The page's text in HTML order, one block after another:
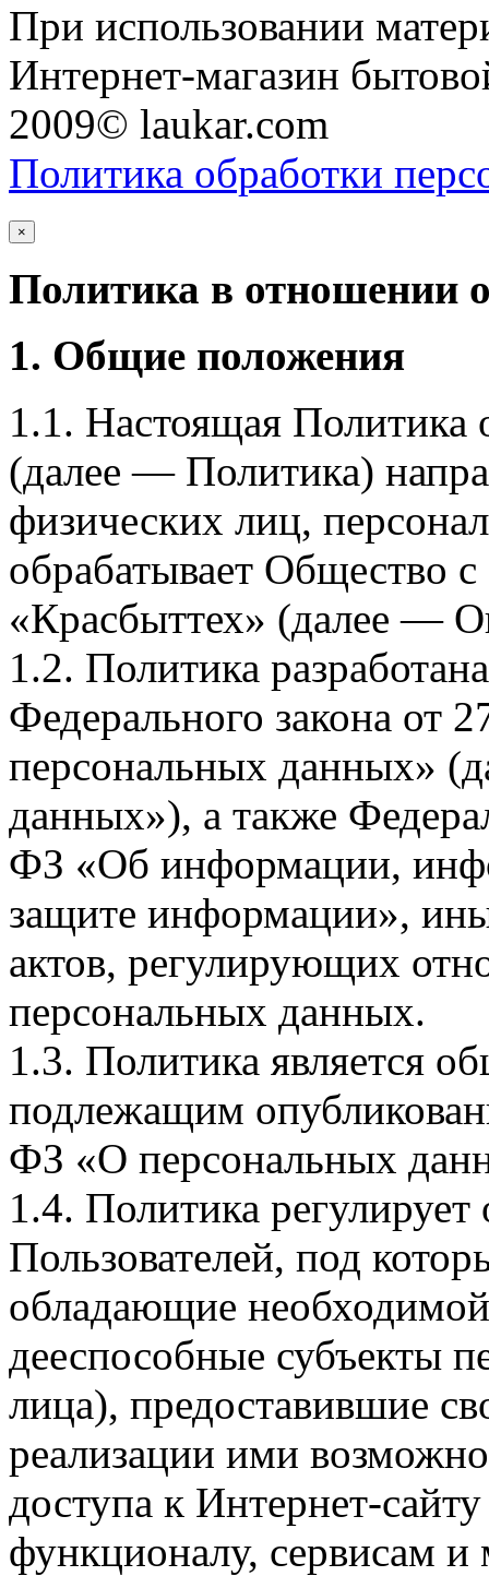
При использовании
Интернет-магазин
2009© laukar.com
Политика обработки
×
Политика в отношении
1. Общие положения
1.1. Настоящая Политика
(далее — Политика)
физических лиц,
обрабатывает Общество
«Красбыттех» (далее —
1.2. Политика
Федерального закона
персональных данных»
данных»), а также
ФЗ «Об информации,
защите информации»,
актов, регулирующих
персональных данных.
1.3. Политика является
подлежащим
ФЗ «О персональных
1.4. Политика
Пользователей, под
обладающие
дееспособные субъекты
лица), предоставившие
реализации ими
доступа к Интернет-
функционалу, сервисам и